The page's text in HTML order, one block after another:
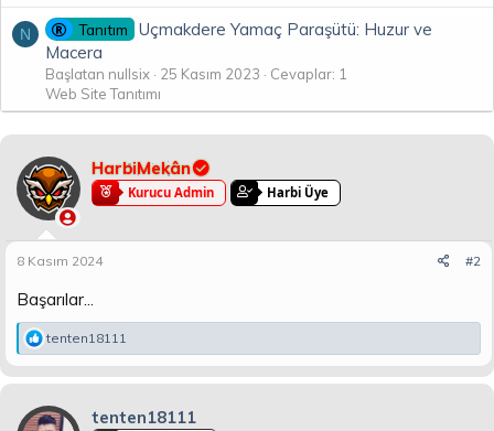
N Tanıtım
Uçmakdere Yamaç Paraşütü: Huzur ve
Macera
Başlatan nullsix 25 Kasım 2023
Cevaplar: 1
Web Site Tanıtımı
HarbiMekân
Kurucu Admin Harbi Üye
8 Kasım 2024 #2
Başarılar...
T
e
k
i
l
tenten18111
tenten18111